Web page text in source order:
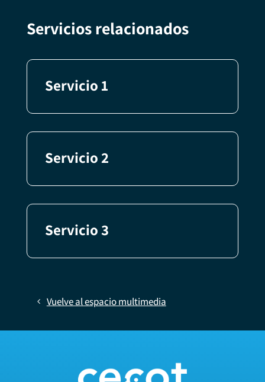
Servicios relacionados
Servicio 1
Servicio 2
Servicio 3
Vuelve al espacio multimedia